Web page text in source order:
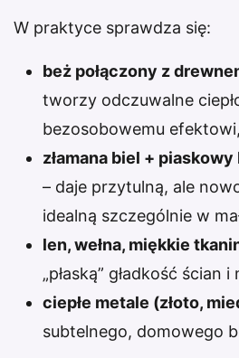
W praktyce sprawdza się:
beż połączony z
tworzy odczuwalne
bezosobowemu efektowi,
złamana biel +
– daje przytulną, ale
idealną szczególnie w
len, wełna, miękkie
„płaską” gładkość ścian i
ciepłe metale (złoto,
subtelnego, domowego